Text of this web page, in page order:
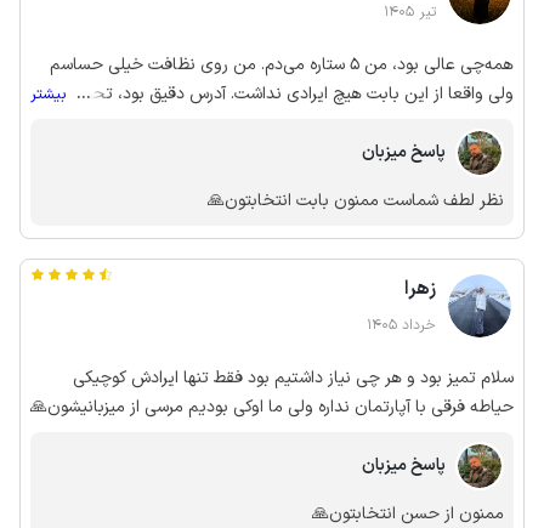
تیر 1405
همه‌چی عالی بود، من 5 ستاره می‌دم. من روی نظافت خیلی حساسم
ولی واقعا از این بابت هیچ ایرادی نداشت. آدرس دقیق بود، تحویل ویلا
تحویل گرفتن. در کل همه‌چی عالی بود و حتما به بقیه هم پیشنهادش
می‌کنم. 🌟
... بیشتر
پاسخ میزبان
نظر لطف شماست ممنون بابت انتخابتون🙏
زهرا
خرداد 1405
سلام تمیز بود و هر چی نیاز داشتیم بود فقط تنها ایرادش کوچیکی
حیاطه فرقی با آپارتمان نداره ولی ما اوکی بودیم مرسی از میزبانیشون🙏
پاسخ میزبان
ممنون از حسن انتخابتون🙏